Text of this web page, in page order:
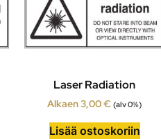
Laser Radiation
Alkaen3,00€ (alv 0%)
Lisää ostoskoriin